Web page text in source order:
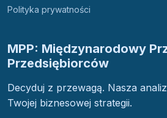
Polityka prywatności
MPP: Międzynarodowy
Przedsiębiorców
Decyduj z przewagą. Nasza
Twojej biznesowej strategii.